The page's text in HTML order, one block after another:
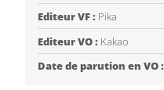
Editeur VF : Pika
Editeur VO : Kakao
Date de parution en VO :